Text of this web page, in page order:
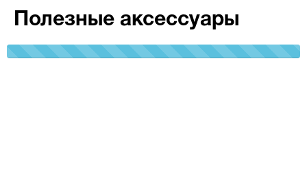
Полезные аксессуары
100%